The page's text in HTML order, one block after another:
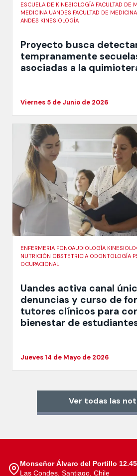
ESCUELA DE KINESIOLOGÍA FACULTAD DE
MEDICINA UANDES FACULTAD DE
ANDES KINESIOLOGÍA
Proyecto busca
tempranamente
asociadas a la
Viernes 5 de Junio de 2026
ENFERMERIA FONOAUDIOLOGÍA
NUTRICIÓN OBSTETRICIA ODONTOLOGÍA
OCUPACIONAL
Uandes activa canal
denuncias y curso de
tutores clínicos para
bienestar de
Jueves 14 de Mayo de 2026
Ver todas las
Monseñor Álvaro del Portillo
Las Condes, Santiago, Chile